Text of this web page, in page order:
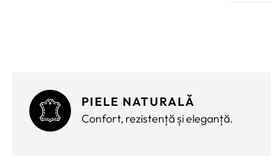
PIELE NATURALĂ
Confort, rezistență și eleganță.